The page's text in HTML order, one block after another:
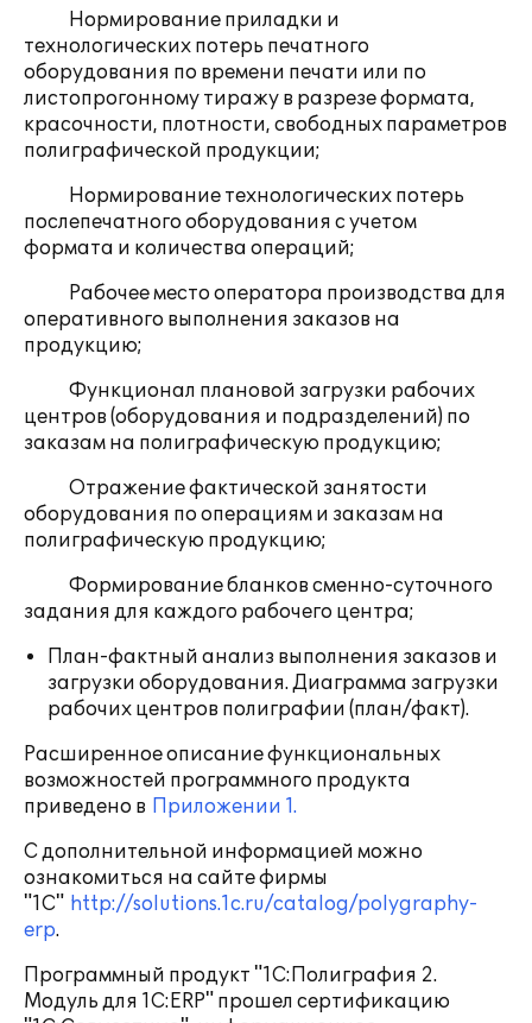
Нормирование приладки и
технологических потерь печатного
оборудования по времени печати или по
листопрогонному тиражу в разрезе формата,
красочности, плотности, свободных параметров
полиграфической продукции;
Нормирование технологических потерь
послепечатного оборудования с учетом
формата и количества операций;
Рабочее место оператора производства для
оперативного выполнения заказов на
продукцию;
Функционал плановой загрузки рабочих
центров (оборудования и подразделений) по
заказам на полиграфическую продукцию;
Отражение фактической занятости
оборудования по операциям и заказам на
полиграфическую продукцию;
Формирование бланков сменно-суточного
задания для каждого рабочего центра;
План-фактный анализ выполнения заказов и
загрузки оборудования. Диаграмма загрузки
рабочих центров полиграфии (план/факт).
Расширенное описание функциональных
возможностей программного продукта
приведено в Приложении 1.
С дополнительной информацией можно
ознакомиться на сайте фирмы
"1С" http://solutions.1c.ru/catalog/polygraphy-
erp.
Программный продукт "1С:Полиграфия 2.
Модуль для 1С:ERP" прошел сертификацию